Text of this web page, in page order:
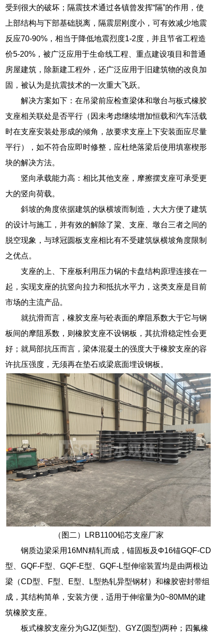
受到很大的破坏；隔震技术通过各镇曾发挥“隔”的作用，使
上部结构与下部基础脱离，隔震层刚度小，可有效减少地震
反应70-90%，相当于降低地震烈度1-2度，并且节省工程造
价5-20%，被广泛应用于生命线工程、重点建设项目和普通
房屋建筑，除新建工程外，还广泛应用于旧建筑物的改良加
固，被认为是抗震技术的一次重大飞跃。
解决方案如下：在吊梁前应检查梁体和墩台与板式橡胶
支座相关联处是否平行（因未考虑继续增加恒载和汽车活载
时在支座安装处形成的倾角，故要求支座上下安装面应尽量
平行），如不符合应即时修整，应杜绝落梁后使用填塞楔形
块的解决方法。
竖向承载能力高：相比其他支座，摩擦摆支座可承受更
大的竖向荷载。
斜坡的角度依据建筑的纵横坡而制造，大大方便了建筑
的设计与施工，并有效的解除了粱、支座、墩台三者之间的
脱空现象，与球冠圆板支座相比有不受建筑纵横坡角度限制
之优点。
支座的上、下座板利用压力锅的卡盘结构原理连接在一
起，实现支座的抗竖向拉力和抵抗水平力，这类支座是目前
市场的主流产品。
就抗滑而言，橡胶支座与砼表面的摩阻系数大于它与钢
板间的摩阻系数，则橡胶支座不设钢板，其抗滑稳定性会更
好；就局部抗压而言，梁体混凝土的强度大于橡胶支座的容
许抗压强度，无须再在垫石或梁底面埋设钢板。
（图二）LRB1100铅芯支座厂家
钢质边梁采用16MN精轧而成，锚固板及Φ16锚GQF-CD
型、GQF-F型、GQF-E型、GQF-L型伸缩装置均是由两根边
梁（CD型、F型、E型、L型热轧异型钢材）和橡胶密封带组
成，其结构简单，安装方便，适用于伸缩量为0~80MM的建
筑橡胶支座。
板式橡胶支座分为GJZ(矩型)、GYZ(圆型)两种；四氟橡